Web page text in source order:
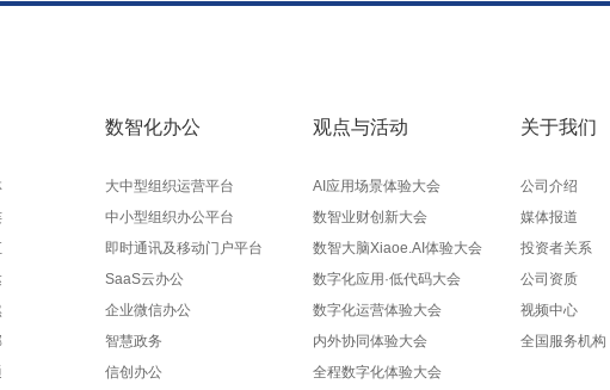
数智化办公
大中型组织运营平台
中小型组织办公平台
即时通讯及移动门户平台
SaaS云办公
企业微信办公
智慧政务
信创办公
观点与活动
AI应用场景体验大会
数智业财创新大会
数智大脑Xiaoe.AI体验大会
数字化应用·低代码大会
数字化运营体验大会
内外协同体验大会
全程数字化体验大会
关于我们
公司介绍
媒体报道
投资者关系
公司资质
视频中心
全国服务机构